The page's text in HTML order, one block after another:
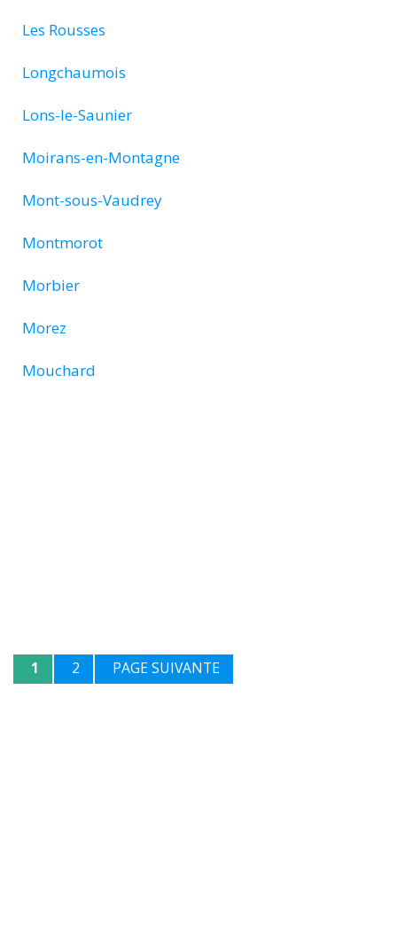
Les Rousses
Longchaumois
Lons-le-Saunier
Moirans-en-Montagne
Mont-sous-Vaudrey
Montmorot
Morbier
Morez
Mouchard
1 2 PAGE SUIVANTE